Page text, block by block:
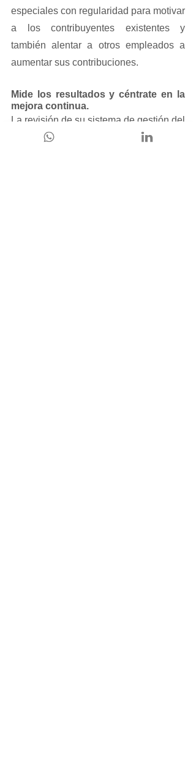
especiales con regularidad para motivar
a los contribuyentes existentes y
también alentar a otros empleados a
aumentar sus contribuciones.
Mide los resultados y céntrate en la
mejora continua.
La revisión de su sistema de gestión del
conocimiento con reuniones periódicas